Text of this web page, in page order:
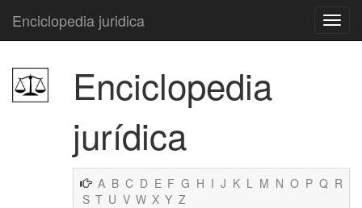
Enciclopedia juridica
Enciclopedia
jurídica
A B C D E F G H I J K L M N O P Q R
S T U V W X Y Z